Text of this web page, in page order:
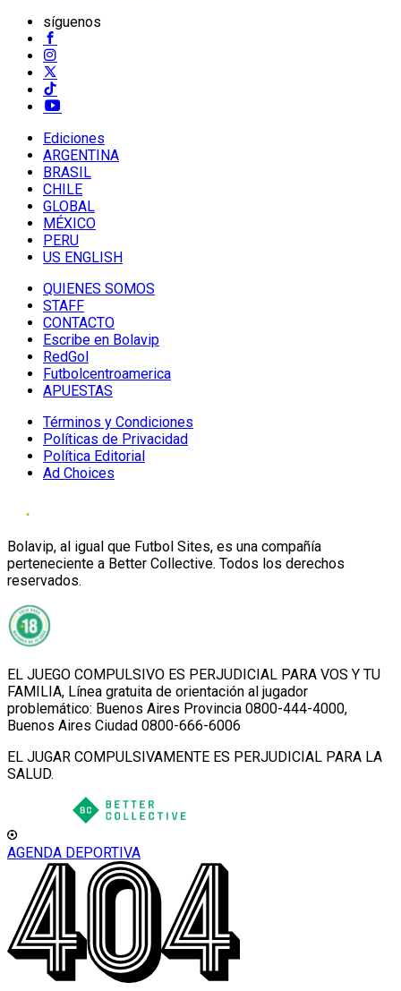
síguenos
Ediciones
ARGENTINA
BRASIL
CHILE
GLOBAL
MÉXICO
PERU
US ENGLISH
QUIENES SOMOS
STAFF
CONTACTO
Escribe en Bolavip
RedGol
Futbolcentroamerica
APUESTAS
Términos y Condiciones
Políticas de Privacidad
Política Editorial
Ad Choices
Bolavip, al igual que Futbol Sites, es una compañía
perteneciente a Better Collective. Todos los derechos
reservados.
EL JUEGO COMPULSIVO ES PERJUDICIAL PARA VOS Y TU
FAMILIA, Línea gratuita de orientación al jugador
problemático: Buenos Aires Provincia 0800-444-4000,
Buenos Aires Ciudad 0800-666-6006
EL JUGAR COMPULSIVAMENTE ES PERJUDICIAL PARA LA
SALUD.
AGENDA DEPORTIVA